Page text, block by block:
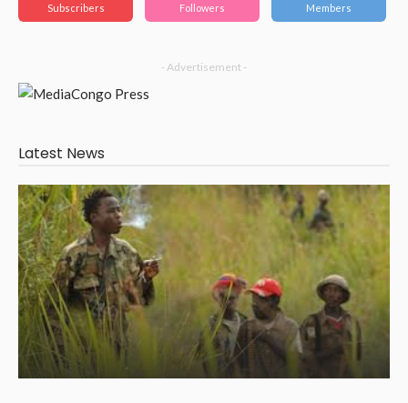
Subscribers Followers Members
- Advertisement -
Latest News